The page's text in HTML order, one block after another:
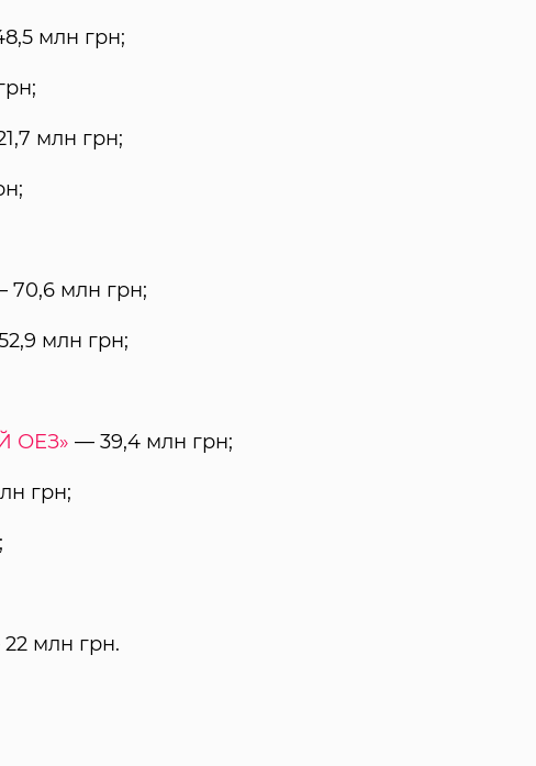
млн грн;
млн грн;
70,6 млн грн;
млн грн;
ОЕЗ» — 39,4 млн грн;
грн;
млн грн.